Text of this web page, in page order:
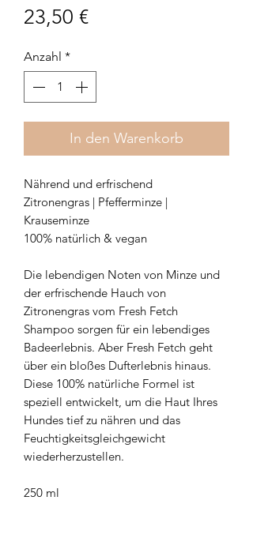
23,50 €Preis
Anzahl *
In den Warenkorb
Nährend und erfrischend
Zitronengras | Pfefferminze |
Krauseminze
100% natürlich & vegan
Die lebendigen Noten von Minze und
der erfrischende Hauch von
Zitronengras vom Fresh Fetch
Shampoo sorgen für ein lebendiges
Badeerlebnis. Aber Fresh Fetch geht
über ein bloßes Dufterlebnis hinaus.
Diese 100% natürliche Formel ist
speziell entwickelt, um die Haut Ihres
Hundes tief zu nähren und das
Feuchtigkeitsgleichgewicht
wiederherzustellen.
250 ml